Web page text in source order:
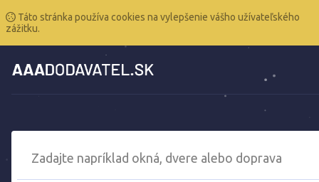
Táto stránka používa cookies na vylepšenie vášho užívateľského
zážitku.